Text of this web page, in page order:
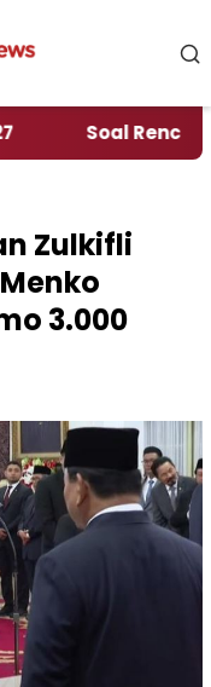
Rencana
Zulkifli
3.000